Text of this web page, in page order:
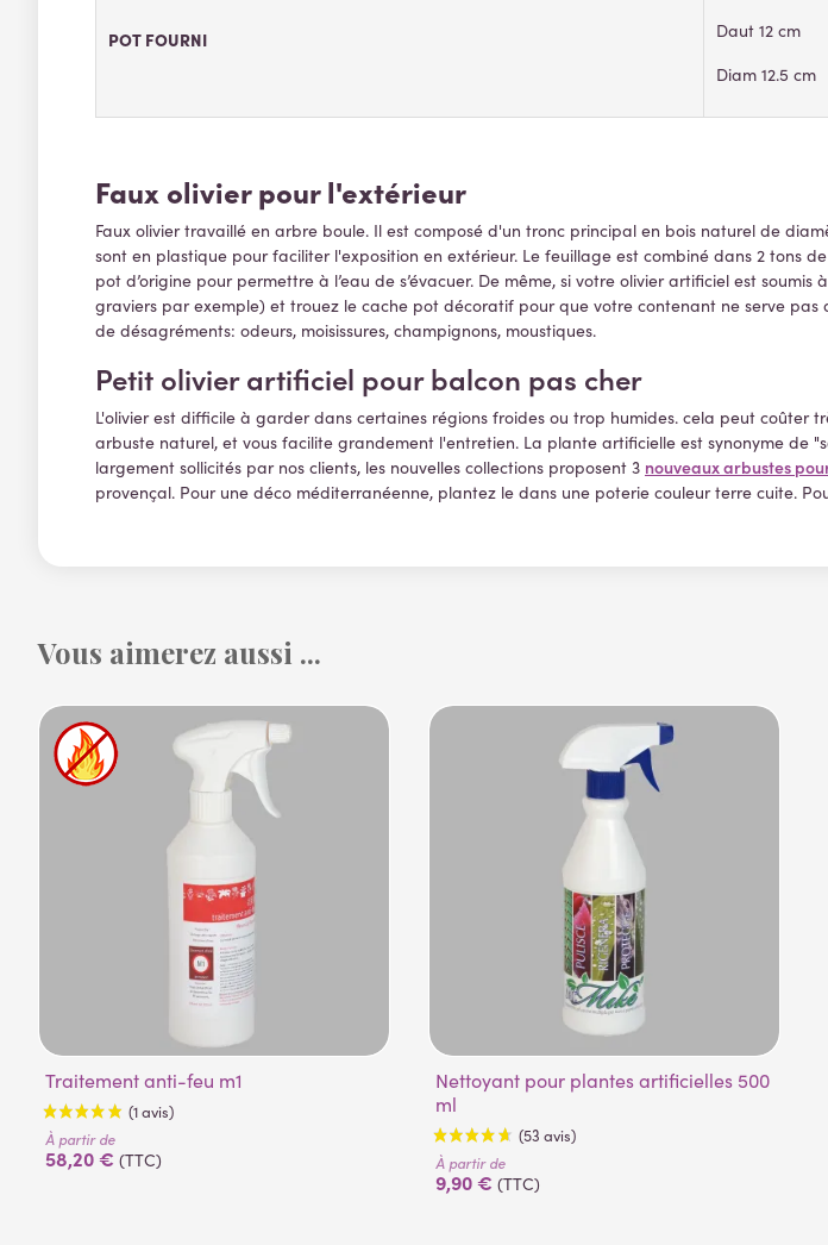
POT FOURNI
Daut 12 cm
Diam 12.5 cm
Faux olivier pour l'extérieur
Faux olivier travaillé en arbre boule. Il est composé d'un tronc principal en bois naturel de
sont en plastique pour faciliter l'exposition en extérieur. Le feuillage est combiné dans 2 tons
pot d’origine pour permettre à l’eau de s’évacuer. De même, si votre olivier artificiel est
graviers par exemple) et trouez le cache pot décoratif pour que votre contenant ne serve
de désagréments: odeurs, moisissures, champignons, moustiques.
Petit olivier artificiel pour balcon pas cher
L'olivier est difficile à garder dans certaines régions froides ou trop humides. cela peut
arbuste naturel, et vous facilite grandement l'entretien. La plante artificielle est synonyme de
largement sollicités par nos clients, les nouvelles collections proposent 3 nouveaux arbustes
provençal. Pour une déco méditerranéenne, plantez le dans une poterie couleur terre cuite.
Vous aimerez aussi ...
Traitement anti-feu m1
À partir de
58,20 € (TTC)
Nettoyant pour plantes artificielles 500
ml
À partir de
9,90 € (TTC)